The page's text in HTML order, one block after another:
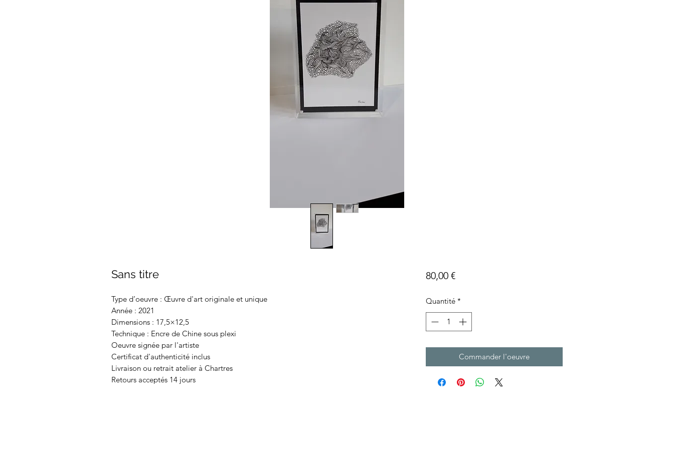
Sans titre
Type d’oeuvre : Œuvre d'art originale et unique
Année : 2021
Dimensions : 17,5×12,5
Technique : Encre de Chine sous plexi
Oeuvre signée par l'artiste
Certificat d'authenticité inclus
Livraison ou retrait atelier à Chartres
Retours acceptés 14 jours
80,00 €Prix
Quantité *
Commander l'oeuvre